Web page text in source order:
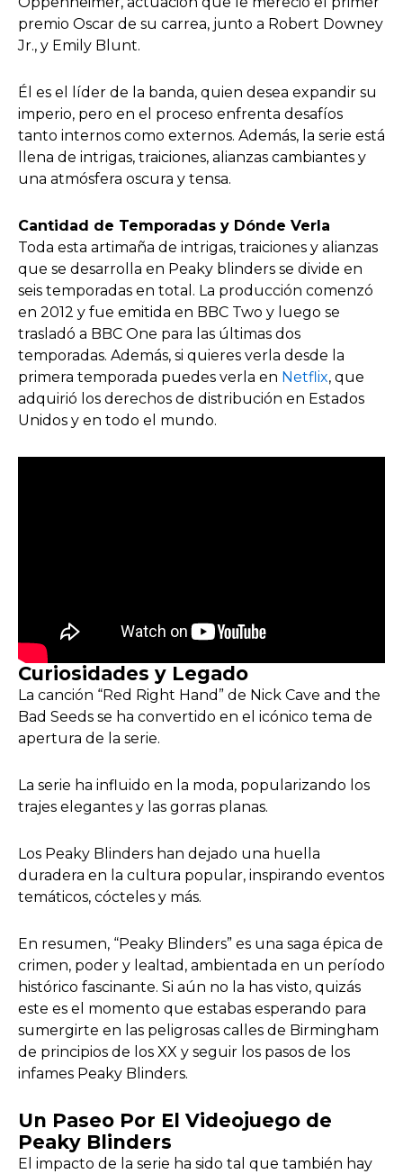
premio Oscar de su carrea, junto a Robert Downey
Jr., y Emily Blunt.
Él es el líder de la banda, quien desea expandir su
imperio, pero en el proceso enfrenta desafíos
tanto internos como externos. Además, la serie está
llena de intrigas, traiciones, alianzas cambiantes y
una atmósfera oscura y tensa.
Cantidad de Temporadas y Dónde Verla
Toda esta artimaña de intrigas, traiciones y alianzas
que se desarrolla en Peaky blinders se divide en
seis temporadas en total. La producción comenzó
en 2012 y fue emitida en BBC Two y luego se
trasladó a BBC One para las últimas dos
temporadas. Además, si quieres verla desde la
primera temporada puedes verla en Netflix, que
adquirió los derechos de distribución en Estados
Unidos y en todo el mundo.
Curiosidades y Legado
La canción “Red Right Hand” de Nick Cave and the
Bad Seeds se ha convertido en el icónico tema de
apertura de la serie.
La serie ha influido en la moda, popularizando los
trajes elegantes y las gorras planas.
Los Peaky Blinders han dejado una huella
duradera en la cultura popular, inspirando eventos
temáticos, cócteles y más.
En resumen, “Peaky Blinders” es una saga épica de
crimen, poder y lealtad, ambientada en un período
histórico fascinante. Si aún no la has visto, quizás
este es el momento que estabas esperando para
sumergirte en las peligrosas calles de Birmingham
de principios de los XX y seguir los pasos de los
infames Peaky Blinders.
Un Paseo Por El Videojuego de
Peaky Blinders
El impacto de la serie ha sido tal que también hay